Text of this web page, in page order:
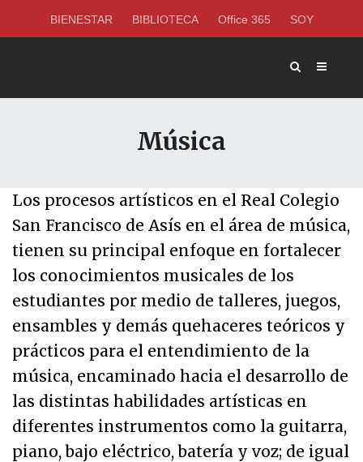
BIENESTAR BIBLIOTECA Office 365 SOY
Música
Los procesos artísticos en el Real Colegio
San Francisco de Asís en el área de música,
tienen su principal enfoque en fortalecer
los conocimientos musicales de los
estudiantes por medio de talleres, juegos,
ensambles y demás quehaceres teóricos y
prácticos para el entendimiento de la
música, encaminado hacia el desarrollo de
las distintas habilidades artísticas en
diferentes instrumentos como la guitarra,
piano, bajo eléctrico, batería y voz; de igual